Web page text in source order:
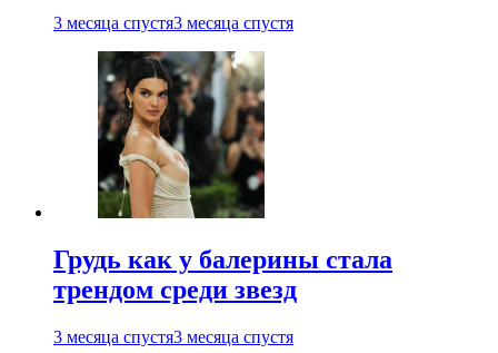
3 месяца спустя3 месяца спустя
Грудь как у балерины стала
трендом среди звезд
3 месяца спустя3 месяца спустя